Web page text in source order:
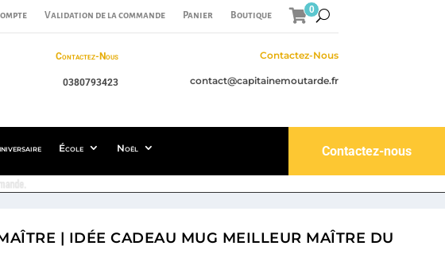
Validation de la commande Panier Boutique
0
Contactez-Nous
0380793423
Contactez-Nous
contact@capitainemoutarde.fr
École Noël Contactez-nous
| IDÉE CADEAU MUG MEILLEUR MAÎTRE DU